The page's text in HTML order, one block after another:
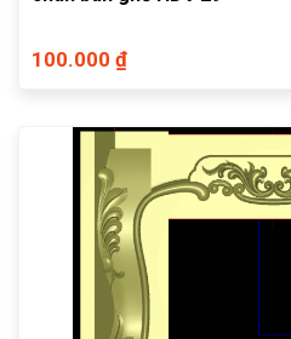
100.000 ₫